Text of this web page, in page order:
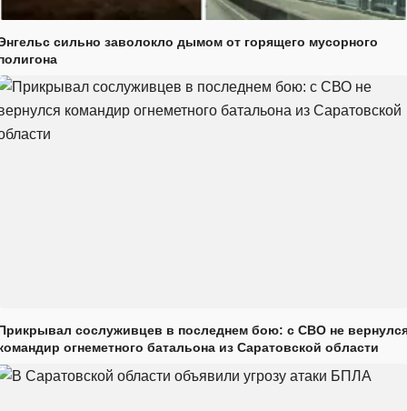
сильно заволокло дымом от горящего мусорного
сослуживцев в последнем бою: с СВО не
огнеметного батальона из Саратовской области